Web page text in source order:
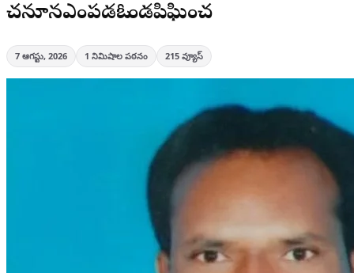
చనూనఎంపడఓగొండపిఘించ
7 ఆగస్టు, 2026 1 నిమిషాల పఠనం 215 వ్యూస్